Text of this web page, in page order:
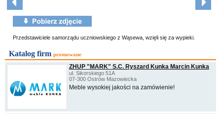
Przedstawiciele samorządu uczniowskiego z Wąsewa, wzięli się za wypieki.
Katalog firm promowane
ZHUP "MARK" S.C. Ryszard Kunka Marcin Kunka
ul. Sikorskiego 51A
07-300 Ostrów Mazowiecka
Meble wysokiej jakości na zamówienie!